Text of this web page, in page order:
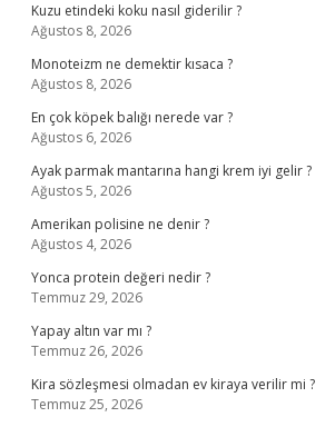
Kuzu etindeki koku nasıl giderilir ?
Ağustos 8, 2026
Monoteizm ne demektir kısaca ?
Ağustos 8, 2026
En çok köpek balığı nerede var ?
Ağustos 6, 2026
Ayak parmak mantarına hangi krem iyi gelir ?
Ağustos 5, 2026
Amerikan polisine ne denir ?
Ağustos 4, 2026
Yonca protein değeri nedir ?
Temmuz 29, 2026
Yapay altın var mı ?
Temmuz 26, 2026
Kira sözleşmesi olmadan ev kiraya verilir mi ?
Temmuz 25, 2026